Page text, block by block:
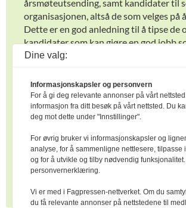
årsmøteutsending, samt kandidater til
organisasjonen, altså de som velges på
Dette er en god anledning til å tipse de
kandidater som kan gjøre en god jobb
for Geno.
for at produsentlaget skal gi
valgkomité i Geno om forslag til nye
sittende kandidater. Her tenker vi
verv.
Se hvem som sitter i valgkomiteen og
Dine valg:
Informasjonskapsler og personvern
For å gi deg relevante annonser på vårt
informasjon fra ditt besøk på vårt nettsted. Du
deg mot dette under "Innstillinger".
For øvrig bruker vi informasjonskapsler og
analyse, for å sammenligne nettlesere, tilpasse
og for å utvikle og tilby nødvendig
personvernerklæring.
Vi er med i Fagpressen-nettverket. Om du
du få relevante annonser på nettstedene til